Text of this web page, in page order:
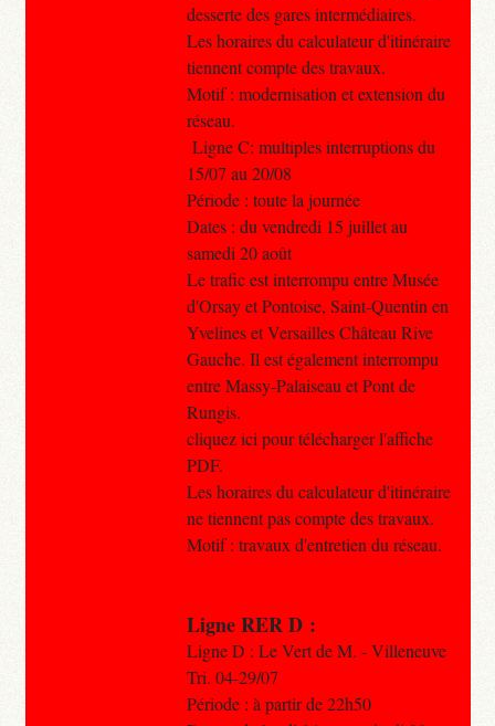
desserte des gares intermédiaires.
Les horaires du calculateur d'itinéraire
tiennent compte des travaux.
Motif : modernisation et extension du
réseau.
Ligne C: multiples interruptions du
15/07 au 20/08
Période : toute la journée
Dates : du vendredi 15 juillet au
samedi 20 août
Le trafic est interrompu entre Musée
d'Orsay et Pontoise, Saint-Quentin en
Yvelines et Versailles Château Rive
Gauche. Il est également interrompu
entre Massy-Palaiseau et Pont de
Rungis.
cliquez ici pour télécharger l'affiche
PDF.
Les horaires du calculateur d'itinéraire
ne tiennent pas compte des travaux.​
Motif : travaux d'entretien du réseau.
Ligne RER D :
Ligne D : Le Vert de M. - Villeneuve
Tri. 04-29/07
Période : à partir de 22h50